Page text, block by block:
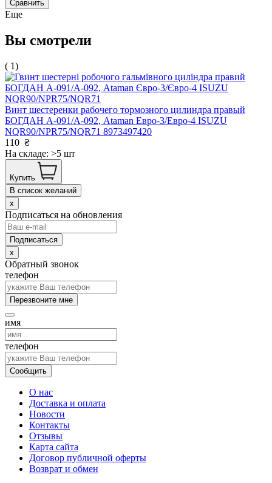
Сравнить
Еще
Вы смотрели
( 1)
Винт шестеренки рабочего тормозного цилиндра правый
БОГДАН А-091/А-092, Ataman Евро-3/Евро-4 ISUZU
NQR90/NPR75/NQR71 8973497420
110 ₴
На складе: >5 шт
Купить
В список желаний
x
Подписаться на обновления
x
Обратный звонок
телефон
Перезвоните мне
имя
телефон
Сообщить
О нас
Доставка и оплата
Новости
Контакты
Отзывы
Карта сайта
Договор публичной оферты
Возврат и обмен